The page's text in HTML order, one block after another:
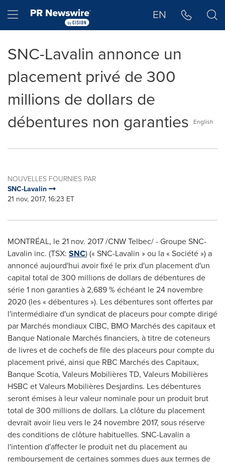
Hamburger menu EN
SNC-Lavalin annonce un
placement privé de 300
millions de dollars de
débentures non garanties
English
NOUVELLES FOURNIES PAR
SNC-Lavalin
21 nov, 2017, 16:23 ET
MONTRÉAL, le 21 nov. 2017 /CNW Telbec/ - Groupe SNC-
Lavalin inc. (TSX: SNC) (« SNC-Lavalin » ou la « Société ») a
annoncé aujourd'hui avoir fixé le prix d'un placement d'un
capital total de 300 millions de dollars de débentures de
série 1 non garanties à 2,689 % échéant le 24 novembre
2020 (les « débentures »). Les débentures sont offertes par
l'intermédiaire d'un syndicat de placeurs pour compte dirigé
par Marchés mondiaux CIBC, BMO Marchés des capitaux et
Banque Nationale Marchés financiers, à titre de coteneurs
de livres et de cochefs de file des placeurs pour compte du
placement privé, ainsi que RBC Marchés des Capitaux,
Banque Scotia, Valeurs Mobilières TD, Valeurs Mobilières
HSBC et Valeurs Mobilières Desjardins. Les débentures
seront émises à leur valeur nominale pour un produit brut
total de 300 millions de dollars. La clôture du placement
devrait avoir lieu vers le 24 novembre 2017, sous réserve
des conditions de clôture habituelles. SNC-Lavalin a
l'intention d'affecter le produit net du placement au
remboursement de certaines sommes dues aux termes de